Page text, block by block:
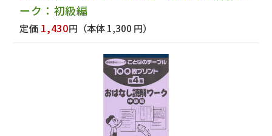
ーク：初級編
定価 1,430円 （本体 1,300 円）